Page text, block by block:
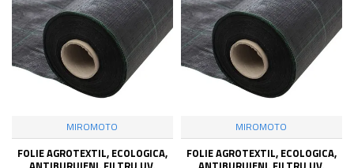
MIROMOTO
FOLIE AGROTEXTIL, ECOLOGICA,
MIROMOTO
FOLIE AGROTEXTIL, ECOLOGICA,